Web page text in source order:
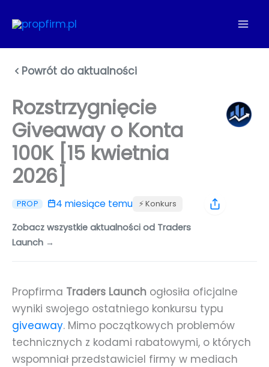
do
Powrót do aktualności
Rozstrzygnięcie
Giveaway o Konta
100K [15 kwietnia
2026]
PROP 4 miesiące temu ⚡️ Konkurs
Zobacz wszystkie aktualności od Traders
Launch →
Propfirma Traders Launch ogłosiła oficjalne
wyniki swojego ostatniego konkursu typu
giveaway. Mimo początkowych problemów
technicznych z kodami rabatowymi, o których
wspomniał przedstawiciel firmy w mediach